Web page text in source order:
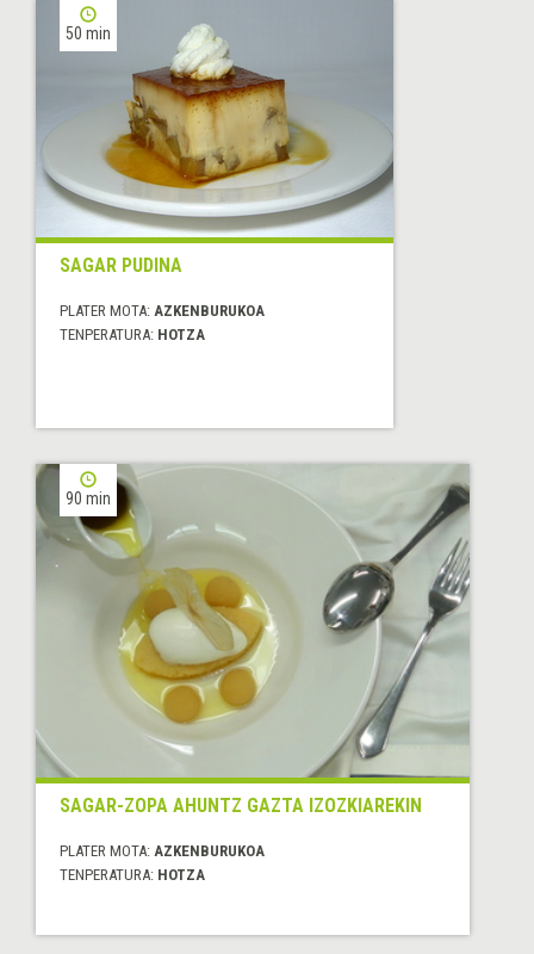
50 min
SAGAR PUDINA
PLATER MOTA: AZKENBURUKOA
TENPERATURA: HOTZA
90 min
SAGAR-ZOPA AHUNTZ GAZTA IZOZKIAREKIN
PLATER MOTA: AZKENBURUKOA
TENPERATURA: HOTZA